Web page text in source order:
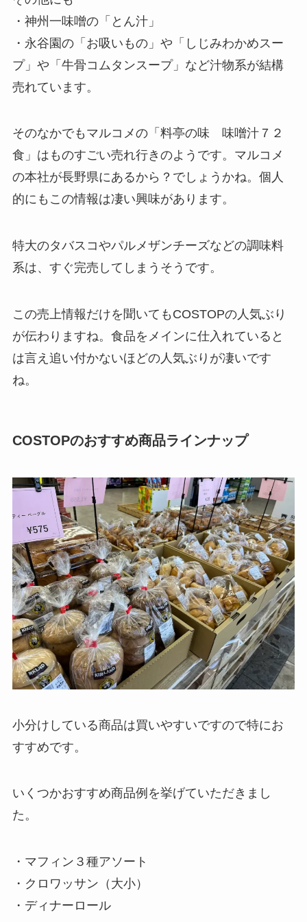
・神州一味噌の「とん汁」
・永谷園の「お吸いもの」や「しじみわかめスー
プ」や「牛骨コムタンスープ」など汁物系が結構
売れています。
そのなかでもマルコメの「料亭の味 味噌汁７２
食」はものすごい売れ行きのようです。マルコメ
の本社が長野県にあるから？でしょうかね。個人
的にもこの情報は凄い興味があります。
特大のタバスコやパルメザンチーズなどの調味料
系は、すぐ完売してしまうそうです。
この売上情報だけを聞いてもCOSTOPの人気ぶり
が伝わりますね。食品をメインに仕入れていると
は言え追い付かないほどの人気ぶりが凄いです
ね。
COSTOPのおすすめ商品ラインナップ
小分けしている商品は買いやすいですので特にお
すすめです。
いくつかおすすめ商品例を挙げていただきまし
た。
・マフィン３種アソート
・クロワッサン（大小）
・ディナーロール